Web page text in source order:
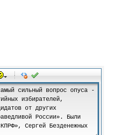
-
-
-
-
-
-